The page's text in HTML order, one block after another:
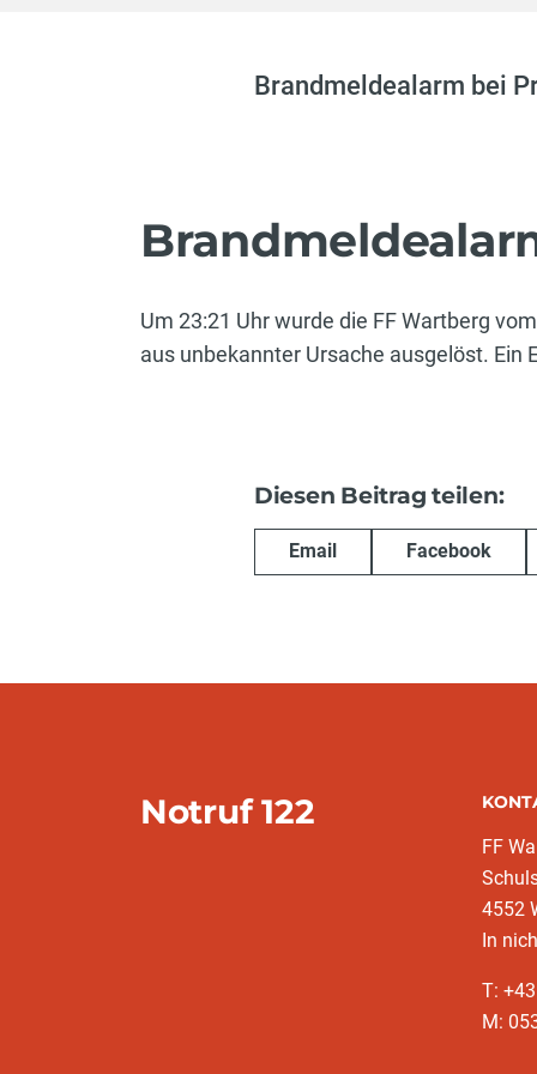
Brandmeldealarm bei
Um 23:21 Uhr wurde die FF Wartberg
aus unbekannter Ursache ausgelöst.
Diesen Beitrag teilen:
Email Facebook
Notruf 122
FF
4552
In
T:
M: